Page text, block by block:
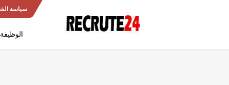
سياسة